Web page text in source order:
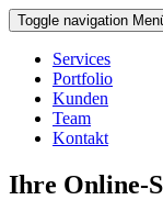
Toggle navigation
Services
Portfolio
Kunden
Team
Kontakt
Ihre Online-